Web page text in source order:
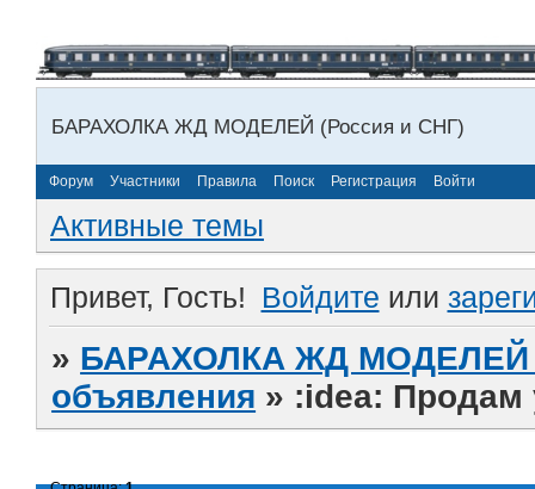
БАРАХОЛКА ЖД МОДЕЛЕЙ (Россия и СНГ)
Форум Участники Правила Поиск Регистрация Войти
Активные темы
Привет, Гость! Войдите или
» БАРАХОЛКА ЖД МОДЕЛЕЙ
объявления » :idea: Продам